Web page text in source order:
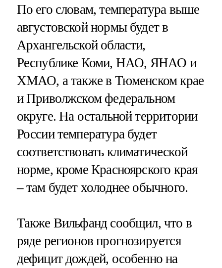
По его словам, температура выше
августовской нормы будет в
Архангельской области,
Республике Коми, НАО, ЯНАО и
ХМАО, а также в Тюменском крае
и Приволжском федеральном
округе. На остальной территории
России температура будет
соответствовать климатической
норме, кроме Красноярского края
– там будет холоднее обычного.
Также Вильфанд сообщил, что в
ряде регионов прогнозируется
дефицит дождей, особенно на